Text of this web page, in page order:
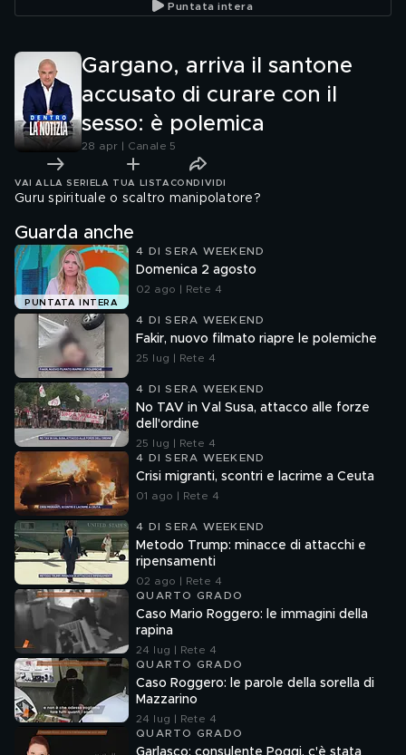
Puntata intera
Gargano, arriva il santone
accusato di curare con il
sesso: è polemica
28 apr | Canale 5
VAI ALLA SERIE LA TUA LISTA CONDIVIDI
Guru spirituale o scaltro manipolatore?
Guarda anche
PUNTATA INTERA
4 DI SERA WEEKEND
Domenica 2 agosto
02 ago | Rete 4
4 DI SERA WEEKEND
Fakir, nuovo filmato riapre le polemiche
25 lug | Rete 4
4 DI SERA WEEKEND
No TAV in Val Susa, attacco alle forze
dell'ordine
25 lug | Rete 4
4 DI SERA WEEKEND
Crisi migranti, scontri e lacrime a Ceuta
01 ago | Rete 4
4 DI SERA WEEKEND
Metodo Trump: minacce di attacchi e
ripensamenti
02 ago | Rete 4
QUARTO GRADO
Caso Mario Roggero: le immagini della
rapina
24 lug | Rete 4
QUARTO GRADO
Caso Roggero: le parole della sorella di
Mazzarino
24 lug | Rete 4
QUARTO GRADO
Garlasco: consulente Poggi, c'è stata